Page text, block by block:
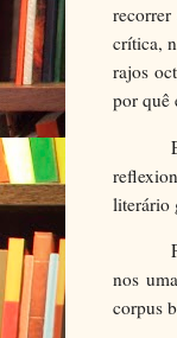
recorrer
crítica,
rajos
por quê
literário
nos
corpus